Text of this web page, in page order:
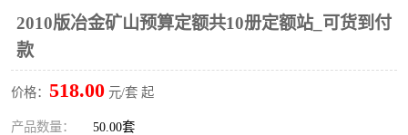
2010版冶金矿山预算定额共10册定额站_可货到付
款
价格： 518.00 元/套 起
产品数量： 50.00套
电网技改,拆除,检修定额 炼油化工计价依据定额
信息通信建设工程预算定
额
火力发电机组检修定额
湖北建设工程消耗量定额